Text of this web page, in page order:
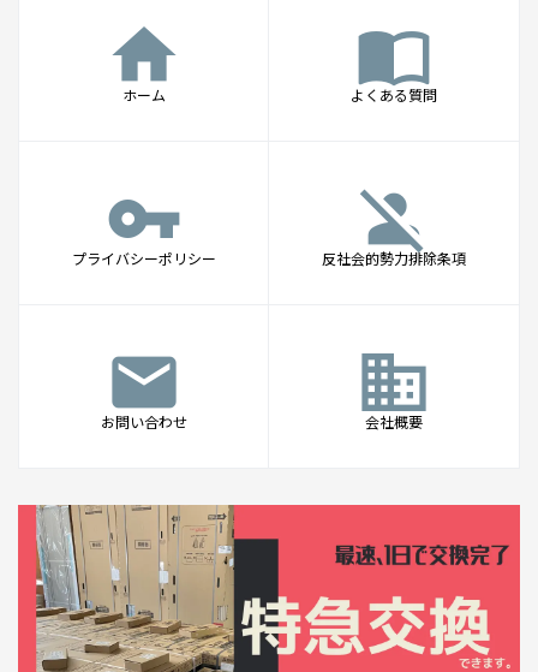
home
ホーム
import_contacts
よくある質問
vpn_key
プライバシーポリシー
person_off
反社会的勢力排除条項
mail
お問い合わせ
business
会社概要